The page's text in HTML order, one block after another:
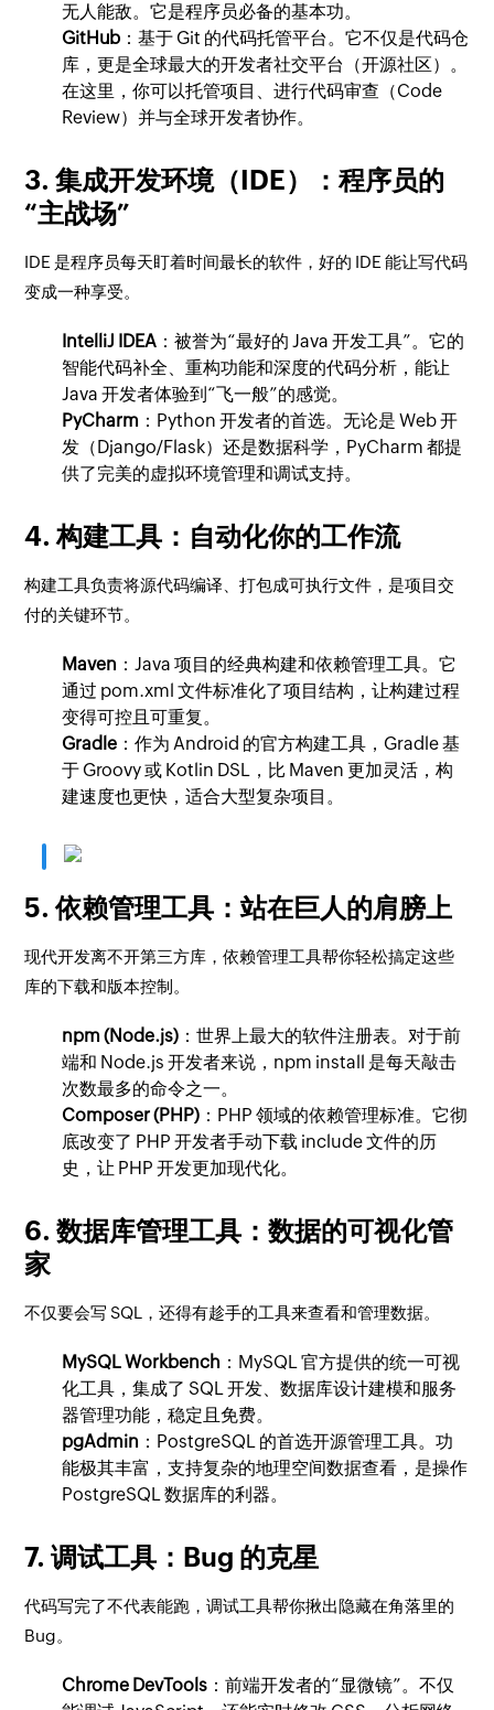
无人能敌。它是程序员必备的基本功。
GitHub ：基于 Git 的代码托管平台。它不仅是代码仓
库，更是全球最大的开发者社交平台（开源社区）。
在这里，你可以托管项目、进行代码审查（Code
Review）并与全球开发者协作。
3. 集成开发环境（IDE）：程序员的
“主战场”
IDE 是程序员每天盯着时间最长的软件，好的 IDE 能让写代码
变成一种享受。
IntelliJ IDEA ：被誉为“最好的 Java 开发工具”。它的
智能代码补全、重构功能和深度的代码分析，能让
Java 开发者体验到“飞一般”的感觉。
PyCharm ：Python 开发者的首选。无论是 Web 开
发（Django/Flask）还是数据科学，PyCharm 都提
供了完美的虚拟环境管理和调试支持。
4. 构建工具：自动化你的工作流
构建工具负责将源代码编译、打包成可执行文件，是项目交
付的关键环节。
Maven ：Java 项目的经典构建和依赖管理工具。它
通过 pom.xml 文件标准化了项目结构，让构建过程
变得可控且可重复。
Gradle ：作为 Android 的官方构建工具，Gradle 基
于 Groovy 或 Kotlin DSL，比 Maven 更加灵活，构
建速度也更快，适合大型复杂项目。
5. 依赖管理工具：站在巨人的肩膀上
现代开发离不开第三方库，依赖管理工具帮你轻松搞定这些
库的下载和版本控制。
npm (Node.js) ：世界上最大的软件注册表。对于前
端和 Node.js 开发者来说， npm install 是每天敲击
次数最多的命令之一。
Composer (PHP) ：PHP 领域的依赖管理标准。它彻
底改变了 PHP 开发者手动下载 include文件的历
史，让 PHP 开发更加现代化。
6. 数据库管理工具：数据的可视化管
家
不仅要会写 SQL，还得有趁手的工具来查看和管理数据。
MySQL Workbench ：MySQL 官方提供的统一可视
化工具，集成了 SQL 开发、数据库设计建模和服务
器管理功能，稳定且免费。
pgAdmin ：PostgreSQL 的首选开源管理工具。功
能极其丰富，支持复杂的地理空间数据查看，是操作
PostgreSQL 数据库的利器。
7. 调试工具：Bug 的克星
代码写完了不代表能跑，调试工具帮你揪出隐藏在角落里的
Bug。
Chrome DevTools ：前端开发者的“显微镜”。不仅